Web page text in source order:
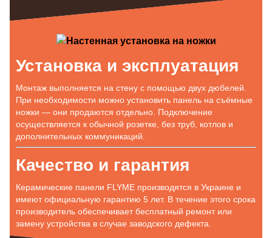
Установка и эксплуатация
Монтаж выполняется на стену с помощью двух дюбелей.
При необходимости можно установить панель на съёмные
ножки — они продаются отдельно. Подключение
осуществляется к обычной розетке, без труб, котлов и
дополнительных коммуникаций.
Качество и гарантия
Керамические панели FLYME производятся в Украине и
имеют официальную гарантию 5 лет. В течение этого срока
производитель обеспечивает бесплатный ремонт или
замену устройства в случае заводского дефекта.